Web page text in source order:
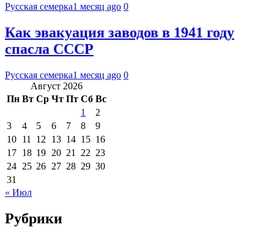
Русская семерка1 месяц ago 0
Как эвакуация заводов в 1941 году
спасла СССР
Русская семерка1 месяц ago 0
Август 2026
Пн Вт Ср Чт Пт Сб Вс
1
2
3
4 5 6 7 8
9
10 11 12 13 14 15 16
17 18 19 20 21 22 23
24 25 26 27 28 29 30
31
« Июл
Рубрики